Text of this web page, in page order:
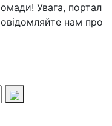
Увага, портал
нам про